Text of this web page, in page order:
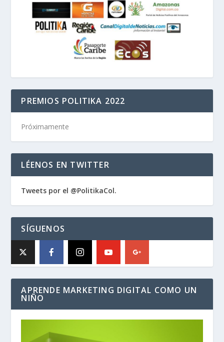
PREMIOS POLITIKA 2022
Próximamente
LÉENOS EN TWITTER
Tweets por el @PolitikaCol.
SÍGUENOS
APRENDE MARKETING DIGITAL COMO UN
NIÑO